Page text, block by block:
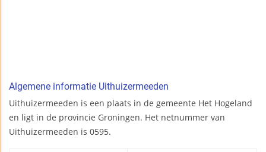
Algemene informatie Uithuizermeeden
Uithuizermeeden is een plaats in de gemeente Het Hogeland
en ligt in de provincie Groningen. Het netnummer van
Uithuizermeeden is 0595.